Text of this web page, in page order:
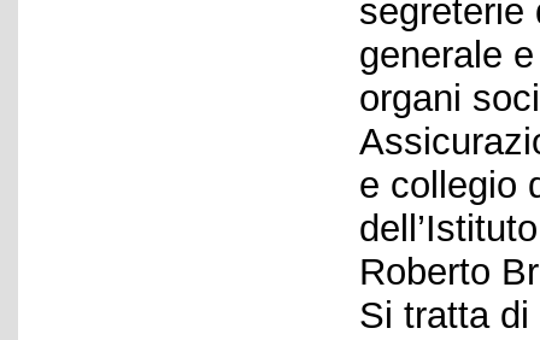
segreterie
generale
organi
e collegio
Roberto
Si tratta